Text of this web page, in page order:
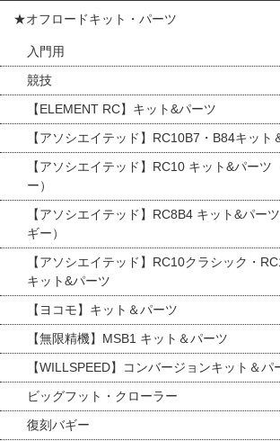
★オフロードキット・パーツ
入門用
競技
【ELEMENT RC】キット&パーツ
【アソシエイテッド】RC10B7・B84キット
【アソシエイテッド】RC10 キット&パーツ
ー）
【アソシエイテッド】RC8B4 キット&パー
ギー）
【アソシエイテッド】RC10クラシック・
キット&パーツ
【ヨコモ】キット＆パーツ
【無限精機】MSB1 キット＆パーツ
【WILLSPEED】コンバージョンキット＆パ
ビッグフット・クローラー
復刻バギー